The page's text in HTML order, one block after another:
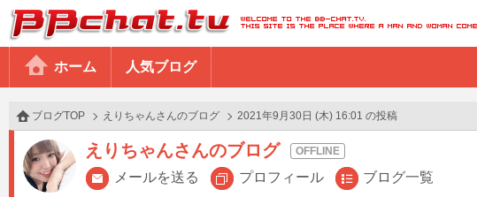
BBchatTV
ホーム 人気ブログ
ブログTOP えりちゃんさんのブログ 2021年9月30日 (木) 16:01 の投稿
えりちゃんさんのブログ
メールを送る プロフィール ブログ一覧